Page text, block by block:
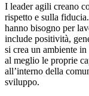
I leader agili creano
rispetto e sulla
hanno bisogno per
include positività,
si crea un ambiente
al meglio le proprie
all’interno della
sviluppo.